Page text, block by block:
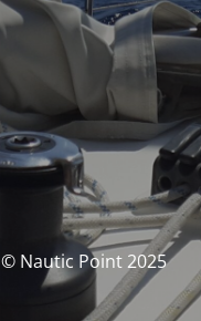
© Nautic Point 2025